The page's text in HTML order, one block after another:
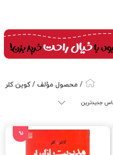
/ محصول مؤلف / کوین کلر